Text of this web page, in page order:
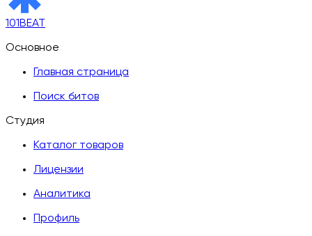
101BEAT
Основное
Главная страница
Поиск битов
Студия
Каталог товаров
Лицензии
Аналитика
Профиль